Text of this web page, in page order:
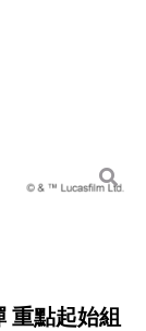
重點起始組